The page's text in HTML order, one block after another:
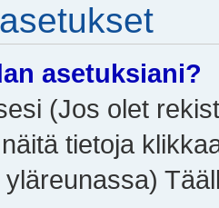
asetuksiani?
(Jos olet
tietoja